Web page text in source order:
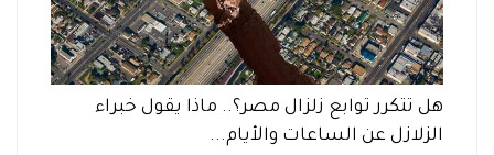
هل تتكرر توابع زلزال مصر؟.. ماذا يقول خبراء
الزلازل عن الساعات والأيام...